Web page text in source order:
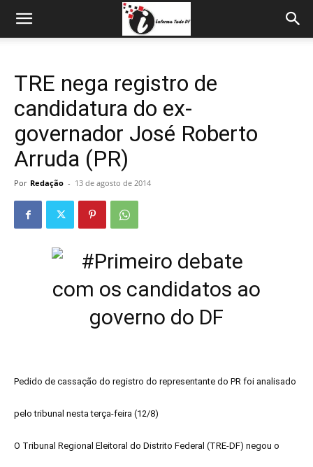
TRE nega registro de
candidatura do ex-
governador José Roberto
Arruda (PR)
Por Redação - 13 de agosto de 2014
Pedido de cassação do registro do representante do PR foi analisado
pelo tribunal nesta terça-feira (12/8)
O Tribunal Regional Eleitoral do Distrito Federal (TRE-DF) negou o